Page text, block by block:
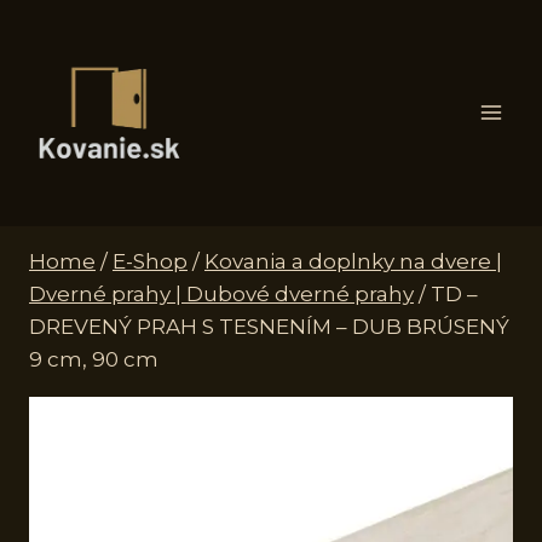
Home / E-Shop / Kovania a doplnky na dvere |
Dverné prahy | Dubové dverné prahy / TD –
DREVENÝ PRAH S TESNENÍM – DUB BRÚSENÝ
9 cm, 90 cm